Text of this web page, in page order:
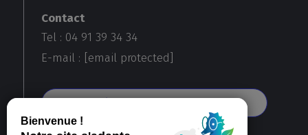
Contact
Tel : 04 91 39 34 34
E-mail : [email protected]
Voir toutes nos agences